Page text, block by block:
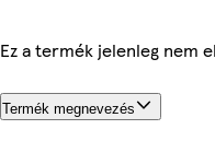
Ez a termék jelenleg nem
Termék megnevezés